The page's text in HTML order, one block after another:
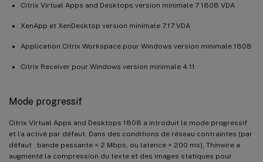
Citrix Virtual Apps and Desktops version minimale 7 1808 VDA
XenApp et XenDesktop version minimale 7.17 VDA
Application Citrix Workspace pour Windows version minimale 1808
Citrix Receiver pour Windows version minimale 4.11
Mode progressif
Citrix Virtual Apps and Desktops 1808 a introduit le mode progressif
et l’a activé par défaut. Dans des conditions de réseau contraintes (par
défaut : bande passante < 2 Mbps, ou latence > 200 ms), Thinwire a
augmenté la compression du texte et des images statiques pour